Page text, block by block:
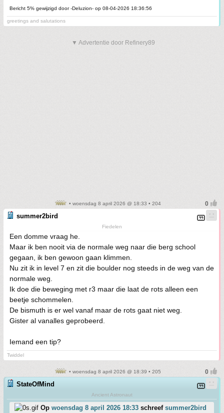
Bericht 5% gewijzigd door -Deluzion- op 08-04-2026 18:36:56
greetings and salutations
▼ Advertentie door Refinery89
• woensdag 8 april 2026 @ 18:33 • 204
summer2bird
Fiedelen
Een domme vraag he.
Maar ik ben nooit via de normale weg naar die berg school
gegaan, ik ben gewoon gaan klimmen.
Nu zit ik in level 7 en zit die boulder nog steeds in de weg van de
normale weg.
Ik doe die beweging met r3 maar die laat de rots alleen een
beetje schommelen.
De bismuth is er wel vanaf maar de rots gaat niet weg.
Gister al vanalles geprobeerd.
Iemand een tip?
Twiddel
• woensdag 8 april 2026 @ 18:39 • 205
StateOfMind
Ancient Astronaut
Op woensdag 8 april 2026 18:33 schreef summer2bird